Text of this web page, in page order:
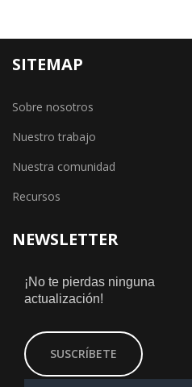
SITEMAP
Sobre nosotros
Nuestro trabajo
Nuestra comunidad
Recursos
NEWSLETTER
¡No te pierdas ninguna
actualización!
SUSCRÍBETE